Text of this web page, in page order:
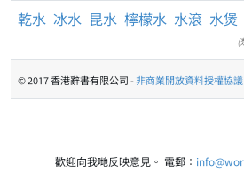
乾水 冰水 昆水 檸檬水 水滾 水煲
(
© 2017 香港辭書有限公司 -非商業開放資料授權協
歡迎向我哋反映意見。 電郵：